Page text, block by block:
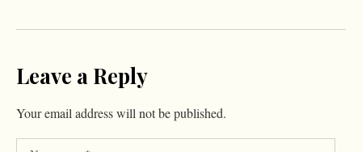
Leave a Reply
Your email address will not be published.